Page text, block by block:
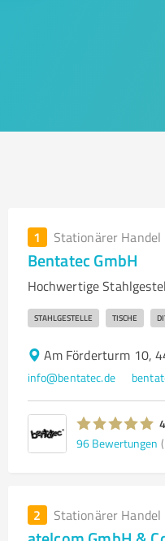
1 Stationärer Handel
Bentatec GmbH
Hochwertige
STAHLGESTELLE TISCHE
Am Förderturm 10,
info@bentatec.de
96 Bewertungen
2 Stationärer Handel